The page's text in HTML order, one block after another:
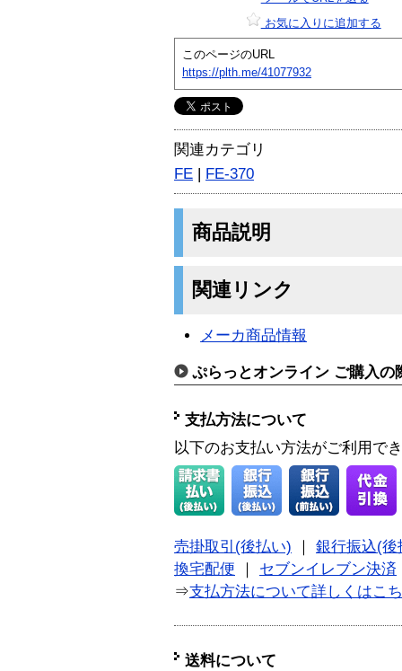
お気に入りに追加する
このページのURL
https://plth.me/41077932
関連カテゴリ
FE | FE-370
商品説明
関連リンク
メーカ商品情報
ぷらっとオンライン ご購入の
支払方法について
以下のお支払い方法がご利用で
売掛取引(後払い)
銀行振込(後
換宅配便
セブンイレブン決済
⇒支払方法について詳しくはこ
送料について